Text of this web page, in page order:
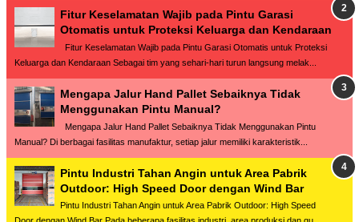
Fitur Keselamatan Wajib pada Pintu Garasi
Otomatis untuk Proteksi Keluarga dan Kendaraan
Fitur Keselamatan Wajib pada Pintu Garasi Otomatis untuk Proteksi
Keluarga dan Kendaraan Sebagai tim yang sehari-hari turun langsung melak...
Mengapa Jalur Hand Pallet Sebaiknya Tidak
Menggunakan Pintu Manual?
Mengapa Jalur Hand Pallet Sebaiknya Tidak Menggunakan Pintu
Manual? Di berbagai fasilitas manufaktur, setiap jalur memiliki karakteristik...
Pintu Industri Tahan Angin untuk Area Pabrik
Outdoor: High Speed Door dengan Wind Bar
Pintu Industri Tahan Angin untuk Area Pabrik Outdoor: High Speed